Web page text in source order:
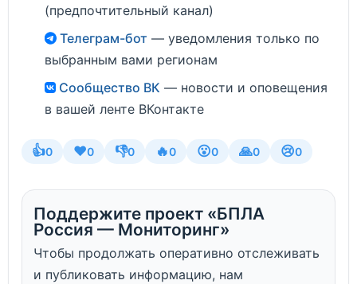
(предпочтительный канал)
Телеграм-бот — уведомления только по
выбранным вами регионам
Сообщество ВК — новости и оповещения
в вашей ленте ВКонтакте
👍0 ❤️0 👎0 🔥0 😮0 🙏0 😢0
Поддержите проект «БПЛА
Россия — Мониторинг»
Чтобы продолжать оперативно отслеживать
и публиковать информацию, нам